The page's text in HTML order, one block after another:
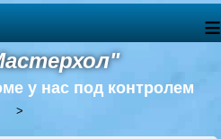
≡
у нас под контролем
>